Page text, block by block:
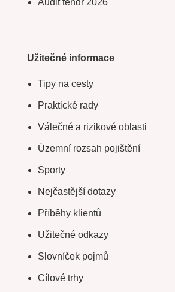
Audit tendr 2026
Užitečné informace
Tipy na cesty
Praktické rady
Válečné a rizikové oblasti
Územní rozsah pojištění
Sporty
Nejčastější dotazy
Příběhy klientů
Užitečné odkazy
Slovníček pojmů
Cílové trhy